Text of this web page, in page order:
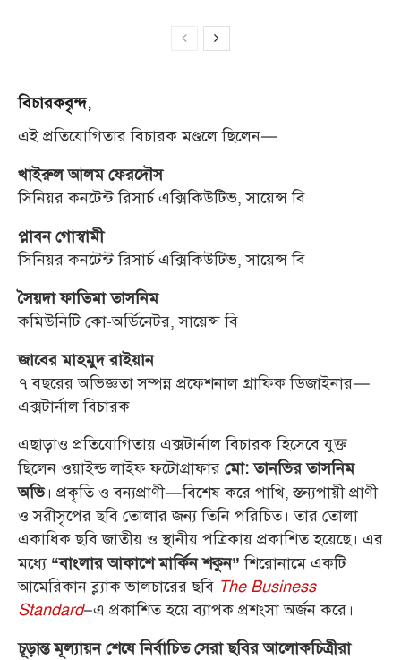
বিচারকবৃন্দ,
এই প্রতিযোগিতার বিচারক মণ্ডলে ছিলেন—
খাইরুল আলম ফেরদৌস
সিনিয়র কনটেন্ট রিসার্চ এক্সিকিউটিভ, সায়েন্স বি
প্লাবন গোস্বামী
সিনিয়র কনটেন্ট রিসার্চ এক্সিকিউটিভ, সায়েন্স বি
সৈয়দা ফাতিমা তাসনিম
কমিউনিটি কো-অর্ডিনেটর, সায়েন্স বি
জাবের মাহমুদ রাইয়ান
৭ বছরের অভিজ্ঞতা সম্পন্ন প্রফেশনাল গ্রাফিক ডিজাইনার—
এক্সটার্নাল বিচারক
এছাড়াও প্রতিযোগিতায় এক্সটার্নাল বিচারক হিসেবে যুক্ত
ছিলেন ওয়াইল্ড লাইফ ফটোগ্রাফার মো: তানভির তাসনিম
অভি। প্রকৃতি ও বন্যপ্রাণী—বিশেষ করে পাখি, স্তন্যপায়ী প্রাণী
ও সরীসৃপের ছবি তোলার জন্য তিনি পরিচিত। তার তোলা
একাধিক ছবি জাতীয় ও স্থানীয় পত্রিকায় প্রকাশিত হয়েছে। এর
মধ্যে “বাংলার আকাশে মার্কিন শকুন” শিরোনামে একটি
আমেরিকান ব্ল্যাক ভালচারের ছবি The Business
Standard–এ প্রকাশিত হয়ে ব্যাপক প্রশংসা অর্জন করে।
চূড়ান্ত মূল্যায়ন শেষে নির্বাচিত সেরা ছবির আলোকচিত্রীরা